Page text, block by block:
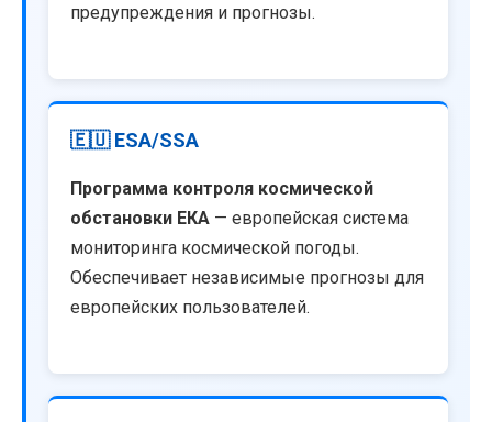
предупреждения и прогнозы.
🇪🇺 ESA/SSA
Программа контроля космической
обстановки ЕКА — европейская система
мониторинга космической погоды.
Обеспечивает независимые прогнозы для
европейских пользователей.